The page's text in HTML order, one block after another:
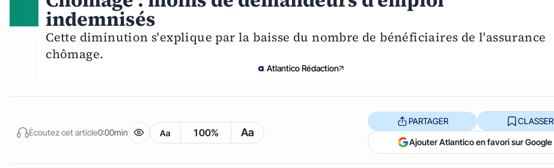
indemnisés
Cette diminution s'explique par la baisse du nombre de bénéficiaires de l'assurance
chômage.
Atlantico Rédaction
Écoutez cet article0:00min Aa 100% Aa
PARTAGER CLASSER
Ajouter Atlantico en favori sur Google